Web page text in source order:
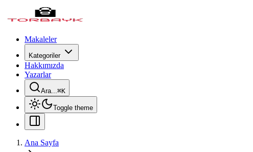
Makaleler
Kategoriler
Hakkımızda
Yazarlar
Ara...⌘K
Toggle theme
Ana Sayfa